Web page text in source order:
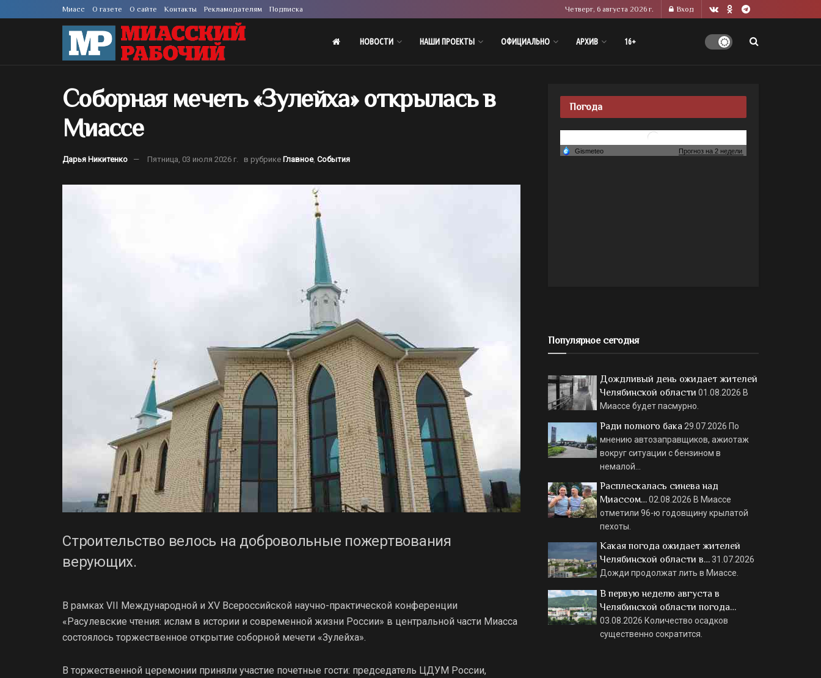
Миасс О газете О сайте Контакты Рекламодателям Подписка Четверг, 6 августа 2026 г. Вход
НОВОСТИ НАШИ ПРОЕКТЫ ОФИЦИАЛЬНО АРХИВ 16+
Соборная мечеть «Зулейха» открылась в
Миассе
Дарья Никитенко Пятница, 03 июля 2026 г. в рубрике Главное, События
Строительство велось на добровольные пожертвования
верующих.
В рамках VII Международной и XV Всероссийской научно-практической конференции
«Расулевские чтения: ислам в истории и современной жизни России» в центральной части Миасса
состоялось торжественное открытие соборной мечети «Зулейха».
В торжественной церемонии приняли участие почетные гости: председатель ЦДУМ России,
Погода
Популярное сегодня
Дождливый день ожидает жителей
Челябинской области 01.08.2026 В
Миассе будет пасмурно.
Ради полного бака 29.07.2026 По
мнению автозаправщиков, ажиотаж
вокруг ситуации с бензином в
немалой…
Расплескалась синева над
Миассом…02.08.2026 В Миассе
отметили 96-ю годовщину крылатой
пехоты.
Какая погода ожидает жителей
Челябинской области в…31.07.2026
Дожди продолжат лить в Миассе.
В первую неделю августа в
Челябинской области погода…
03.08.2026 Количество осадков
существенно сократится.